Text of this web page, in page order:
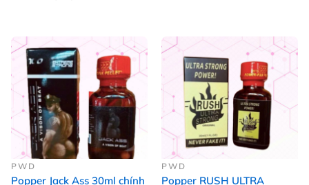
PWD
Popper Jack Ass 30ml chính
PWD
Popper RUSH ULTRA